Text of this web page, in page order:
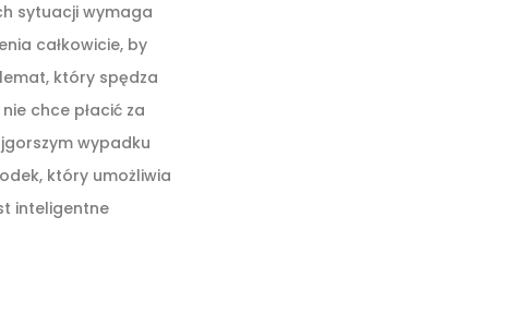
sytuacji wymaga
całkowicie, by
który spędza
chce płacić za
wypadku
który umożliwia
inteligentne